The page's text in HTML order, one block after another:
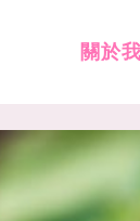
關於